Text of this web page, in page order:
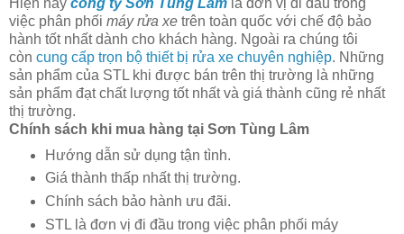
việc phân phối máy rửa xe trên toàn quốc với chế độ bảo
hành tốt nhất dành cho khách hàng. Ngoài ra chúng tôi
còn cung cấp trọn bộ thiết bị rửa xe chuyên nghiệp. Những
sản phẩm của STL khi được bán trên thị trường là những
sản phẩm đạt chất lượng tốt nhất và giá thành cũng rẻ nhất
thị trường.
Chính sách khi mua hàng tại Sơn Tùng Lâm
Hướng dẫn sử dụng tận tình.
Giá thành thấp nhất thị trường.
Chính sách bảo hành ưu đãi.
STL là đơn vị đi đầu trong việc phân phối máy